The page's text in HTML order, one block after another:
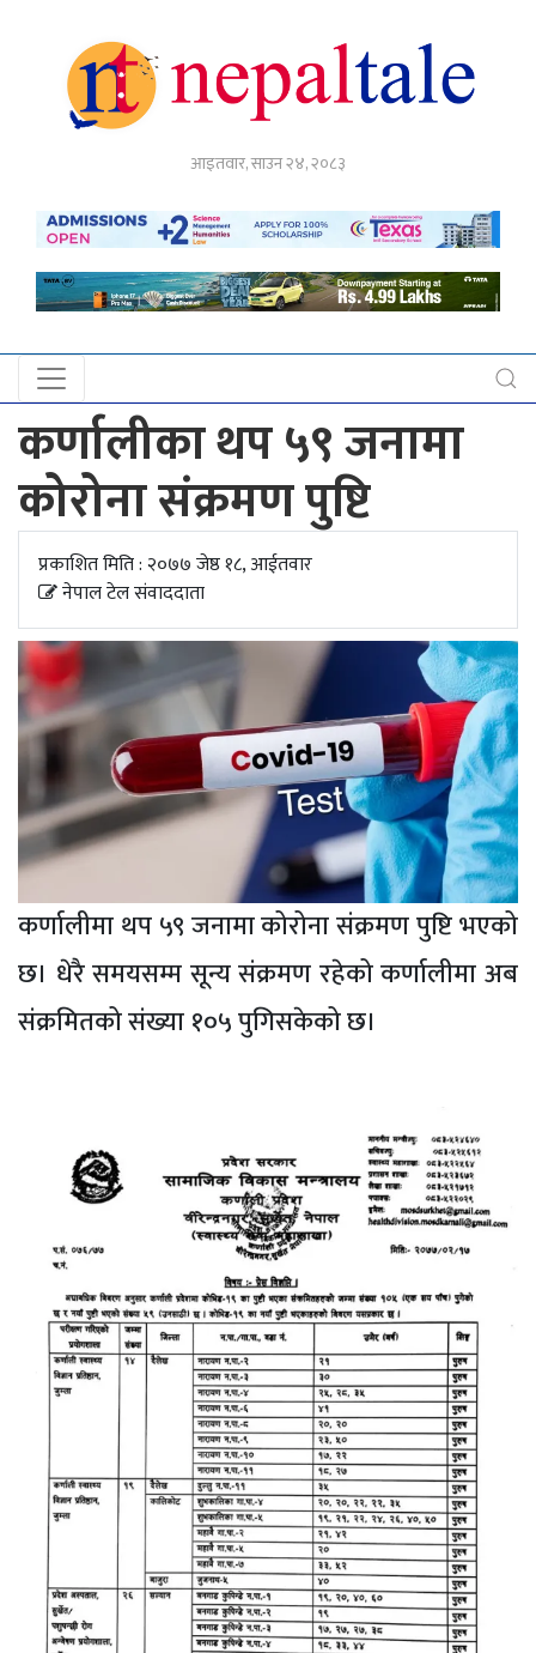
आइतवार, साउन २४, २०८३
अर्थ
नेपाल
प्रदेश
खबर
अन्तर्राष्ट्रिय
युके
अपडेट
खेलकुद
स्वास्थ्य/
जिबनशैली
कर्णालीका थप ५९ जनामा
कोरोना संक्रमण पुष्टि
प्रकाशित मिति : २०७७ जेष्ठ १८, आईतवार
नेपाल टेल संवाददाता
कर्णालीमा थप ५९ जनामा कोरोना संक्रमण पुष्टि भएको
छ। धेरै समयसम्म सून्य संक्रमण रहेको कर्णालीमा अब
संक्रमितको संख्या १०५ पुगिसकेको छ।